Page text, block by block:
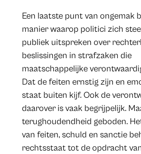
Een laatste punt van ongemak
manier waarop politici zich
publiek uitspreken over
beslissingen in strafzaken die
maatschappelijke
Dat de feiten ernstig zijn en
staat buiten kijf. Ook de
daarover is vaak begrijpelijk.
terughoudendheid geboden.
van feiten, schuld en sanctie
rechtsstaat tot de opdracht